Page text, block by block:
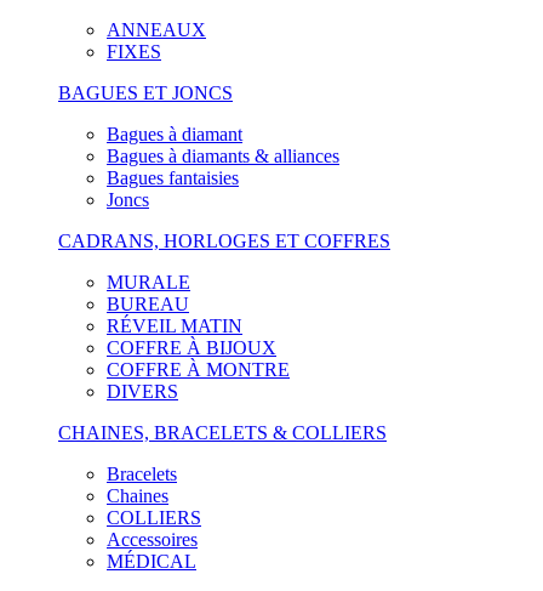
ANNEAUX
FIXES
BAGUES ET JONCS
Bagues à diamant
Bagues à diamants & alliances
Bagues fantaisies
Joncs
CADRANS, HORLOGES ET COFFRES
MURALE
BUREAU
RÉVEIL MATIN
COFFRE À BIJOUX
COFFRE À MONTRE
DIVERS
CHAINES, BRACELETS & COLLIERS
Bracelets
Chaines
COLLIERS
Accessoires
MÉDICAL